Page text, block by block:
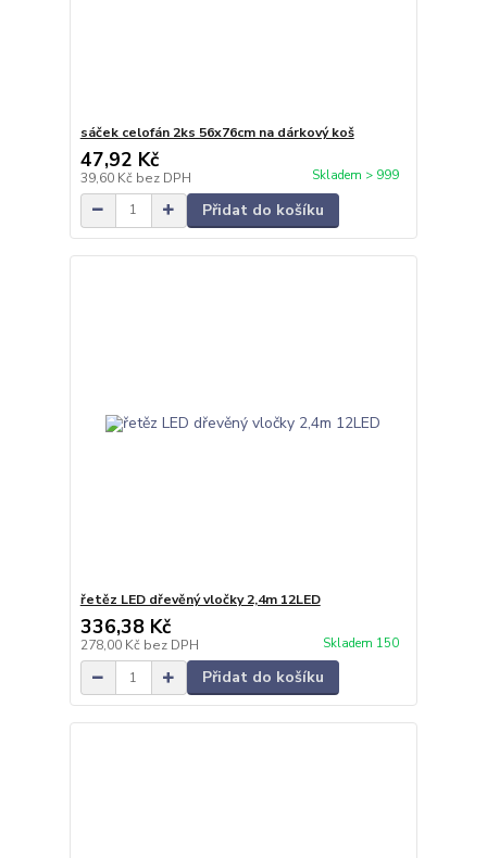
sáček celofán 2ks 56x76cm na dárkový koš
47,92 Kč
39,60 Kč bez DPH Skladem > 999
Přidat do košíku
řetěz LED dřevěný vločky 2,4m 12LED
336,38 Kč
278,00 Kč bez DPH Skladem 150
Přidat do košíku